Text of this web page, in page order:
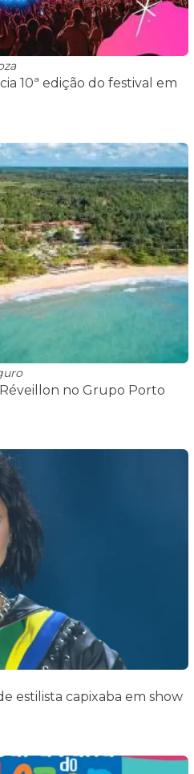
10ª edição do festival em
Réveillon no Grupo Porto
estilista capixaba em show